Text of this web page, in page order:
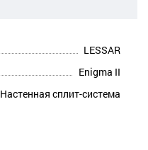
LESSAR
Enigma II
Настенная сплит-система